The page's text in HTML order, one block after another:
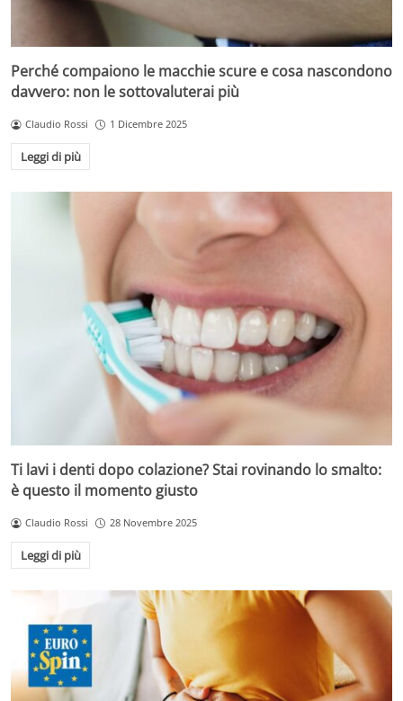
Perché compaiono le macchie scure e cosa nascondono
davvero: non le sottovaluterai più
Claudio Rossi 1 Dicembre 2025
Leggi di più
Ti lavi i denti dopo colazione? Stai rovinando lo smalto:
è questo il momento giusto
Claudio Rossi 28 Novembre 2025
Leggi di più